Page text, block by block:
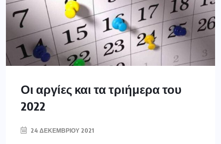
Οι αργίες και τα τριήμερα του
2022
24 ΔΕΚΕΜΒΡΊΟΥ 2021